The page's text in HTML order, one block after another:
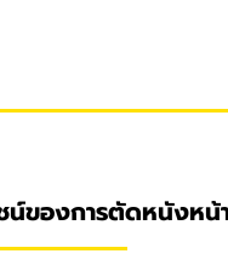
น์ของการตัดหนังหน้